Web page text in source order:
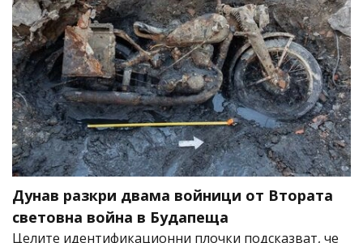
Дунав разкри двама войници от Втората
световна война в Будапеща
Целите идентификационни плочки подсказват, че